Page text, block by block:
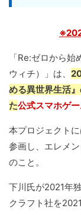
「Re:ゼロから
ウィチ）」は、
める異世界生活
た公式スマホゲ
本プロジェクト
参画し、エレメ
のこと。
下川氏が2021年
クラフト社を